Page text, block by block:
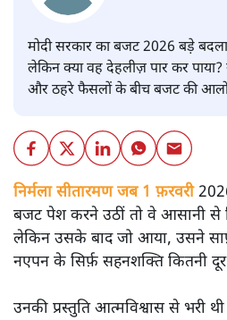
मोदी सरकार का बजट 2026 बड़े
लेकिन क्या वह देहलीज़ पार कर
और ठहरे फैसलों के बीच बजट की
निर्मला सीतारमण जब 1 फ़रवरी
बजट पेश करने उठीं तो वे आसानी से
लेकिन उसके बाद जो आया, उसने साफ़
नएपन के सिर्फ़ सहनशक्ति कितनी
उनकी प्रस्तुति आत्मविश्वास से भरी